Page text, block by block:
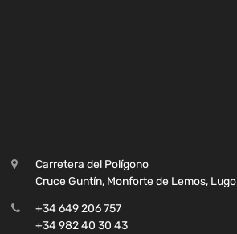
Carretera del Polígono
Cruce Guntín, Monforte de Lemos, Lugo
+34 649 206 757
+34 982 40 30 43